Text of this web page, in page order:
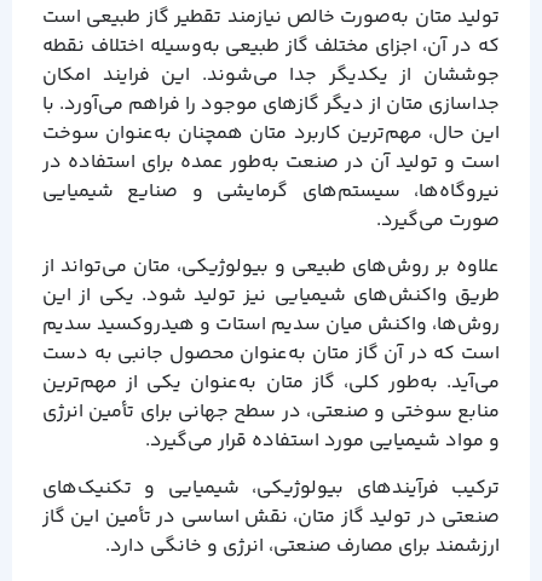
تولید متان به‌صورت خالص نیازمند تقطیر گاز طبیعی است
که در آن، اجزای مختلف گاز طبیعی به‌وسیله اختلاف نقطه
جوششان از یکدیگر جدا می‌شوند. این فرایند امکان
جداسازی متان از دیگر گازهای موجود را فراهم می‌آورد. با
این حال، مهم‌ترین کاربرد متان همچنان به‌عنوان سوخت
است و تولید آن در صنعت به‌طور عمده برای استفاده در
نیروگاه‌ها، سیستم‌های گرمایشی و صنایع شیمیایی
صورت می‌گیرد.
علاوه بر روش‌های طبیعی و بیولوژیکی، متان می‌تواند از
طریق واکنش‌های شیمیایی نیز تولید شود. یکی از این
روش‌ها، واکنش میان سدیم استات و هیدروکسید سدیم
است که در آن گاز متان به‌عنوان محصول جانبی به دست
می‌آید. به‌طور کلی، گاز متان به‌عنوان یکی از مهم‌ترین
منابع سوختی و صنعتی، در سطح جهانی برای تأمین انرژی
و مواد شیمیایی مورد استفاده قرار می‌گیرد.
ترکیب فرآیندهای بیولوژیکی، شیمیایی و تکنیک‌های
صنعتی در تولید گاز متان، نقش اساسی در تأمین این گاز
ارزشمند برای مصارف صنعتی، انرژی و خانگی دارد.